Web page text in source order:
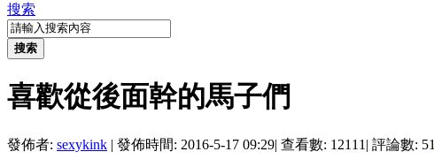
搜索
搜索
喜歡從後面幹的馬子們
發佈者: sexykink | 發佈時間: 2016-5-17 09:29| 查看數: 12111 | 評論數: 51